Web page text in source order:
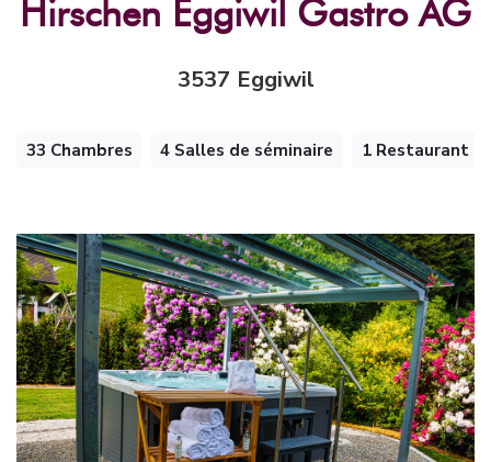
Hirschen Eggiwil Gastro AG
3537 Eggiwil
33 Chambres 4 Salles de séminaire 1 Restaurant